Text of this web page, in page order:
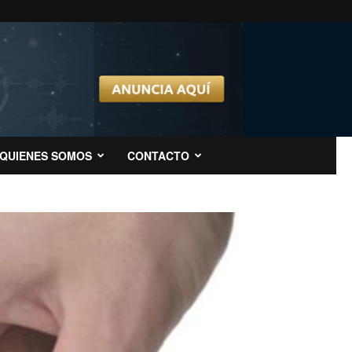
QUIENES SOMOS CONTACTO